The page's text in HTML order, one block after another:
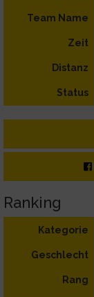
Team Name
Zeit
Distanz
Status
Ranking
Kategorie
Geschlecht
Rang